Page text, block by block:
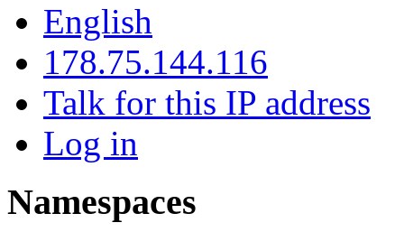
English
178.75.144.116
Talk for this IP address
Log in
Namespaces